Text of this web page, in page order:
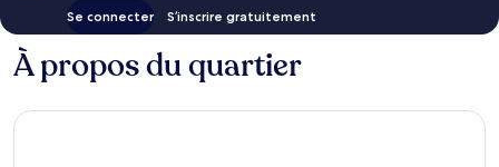
Se connecter S’inscrire gratuitement
À propos du quartier